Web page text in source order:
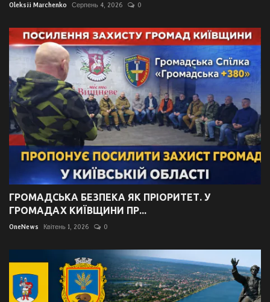
Oleksii Marchenko Серпень 4, 2026 0
ГРОМАДСЬКА БЕЗПЕКА ЯК ПРІОРИТЕТ. У
ГРОМАДАХ КИЇВЩИНИ ПР...
OneNews Квітень 1, 2026 0